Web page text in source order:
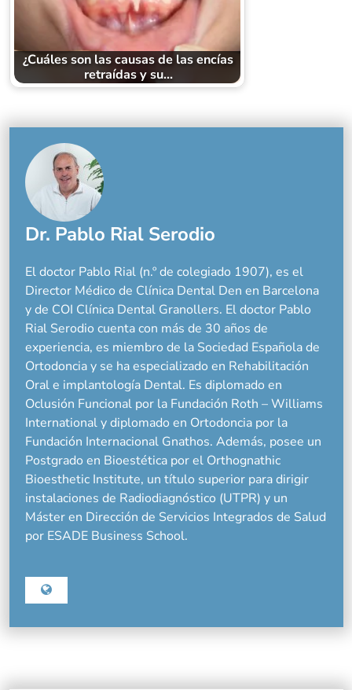
¿Cuáles son las causas de las encías
retraídas y su…
Dr. Pablo Rial Serodio
El doctor Pablo Rial (n.º de colegiado 1907), es el
Director Médico de Clínica Dental Den en Barcelona
y de COI Clínica Dental Granollers. El doctor Pablo
Rial Serodio cuenta con más de 30 años de
experiencia, es miembro de la Sociedad Española de
Ortodoncia y se ha especializado en Rehabilitación
Oral e implantología Dental. Es diplomado en
Oclusión Funcional por la Fundación Roth – Williams
International y diplomado en Ortodoncia por la
Fundación Internacional Gnathos. Además, posee un
Postgrado en Bioestética por el Orthognathic
Bioesthetic Institute, un título superior para dirigir
instalaciones de Radiodiagnóstico (UTPR) y un
Máster en Dirección de Servicios Integrados de Salud
por ESADE Business School.